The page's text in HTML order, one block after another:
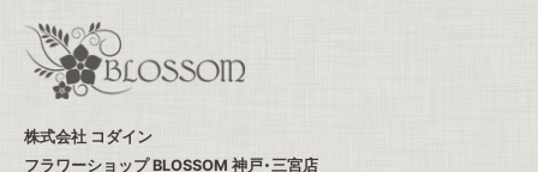
株式会社 コダイン
フラワーショップ BLOSSOM 神戸・三宮店